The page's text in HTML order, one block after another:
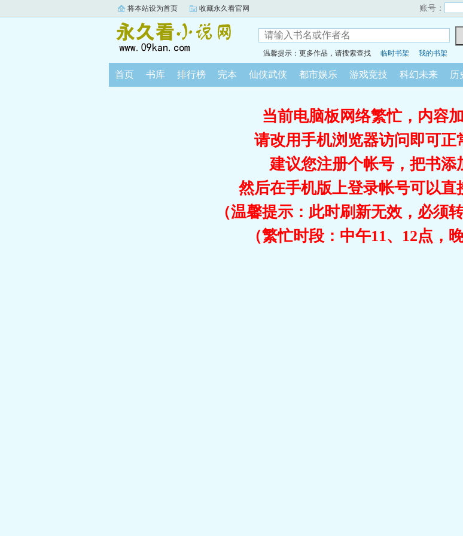
将本站设为首页 收藏永久看官网 账号：
温馨提示：更多作品，请搜索查找 临时书架 我的书架
首页 书库 排行榜 完本 仙侠武侠 都市娱乐 游戏竞技 科幻未来 历
当前电脑板网络繁忙，内容
请改用手机浏览器访问即可
建议您注册个帐号，把书添
然后在手机版上登录帐号可以直
（温馨提示：此时刷新无效，必须
（繁忙时段：中午11、12点，